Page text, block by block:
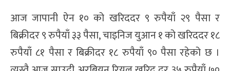
आज जापानी ऐन १० को खरिददर ९ रुपैयाँ २९ पैसा र
बिक्रीदर ९ रुपैयाँ ३३ पैसा, चाइनिज युआन १ को खरिददर १८
रुपैयाँ ८१ पैसा र बिक्रीदर १८ रुपैयाँ ९० पैसा रहेको छ ।